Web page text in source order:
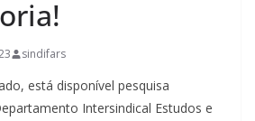
sindifars
está disponível pesquisa
Intersindical Estudos e